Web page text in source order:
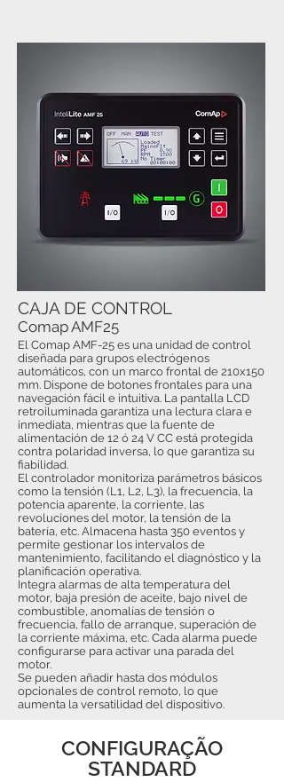
El Comap AMF-25 es una unidad de control
diseñada para grupos electrógenos
automáticos, con un marco frontal de 210x150
mm. Dispone de botones frontales para una
navegación fácil e intuitiva. La pantalla LCD
retroiluminada garantiza una lectura clara e
inmediata, mientras que la fuente de
alimentación de 12 ó 24 V CC está protegida
contra polaridad inversa, lo que garantiza su
fiabilidad.
El controlador monitoriza parámetros básicos
como la tensión (L1, L2, L3), la frecuencia, la
potencia aparente, la corriente, las
revoluciones del motor, la tensión de la
batería, etc. Almacena hasta 350 eventos y
permite gestionar los intervalos de
mantenimiento, facilitando el diagnóstico y la
planificación operativa.
Integra alarmas de alta temperatura del
motor, baja presión de aceite, bajo nivel de
combustible, anomalías de tensión o
frecuencia, fallo de arranque, superación de
la corriente máxima, etc. Cada alarma puede
configurarse para activar una parada del
motor.
Se pueden añadir hasta dos módulos
opcionales de control remoto, lo que
aumenta la versatilidad del dispositivo.
CAJA DE CONTROL
Comap AMF25
CONFIGURAÇÃO
STANDARD